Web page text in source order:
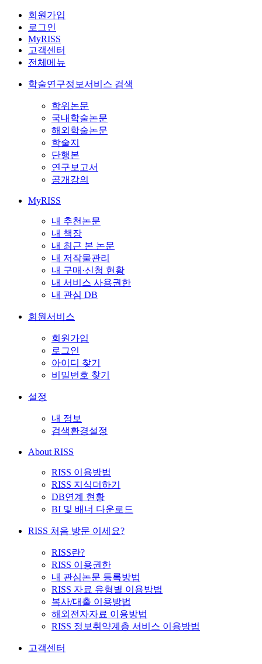
회원가입
로그인
MyRISS
고객센터
전체메뉴
학술연구정보서비스 검색
학위논문
국내학술논문
해외학술논문
학술지
단행본
연구보고서
공개강의
MyRISS
내 추천논문
내 책장
내 최근 본 논문
내 저작물관리
내 구매·신청 현황
내 서비스 사용권한
내 관심 DB
회원서비스
회원가입
로그인
아이디 찾기
비밀번호 찾기
설정
내 정보
검색환경설정
About RISS
RISS 이용방법
RISS 지식더하기
DB연계 현황
BI 및 배너 다운로드
RISS 처음 방문 이세요?
RISS란?
RISS 이용권한
내 관심논문 등록방법
RISS 자료 유형별 이용방법
복사/대출 이용방법
해외전자자료 이용방법
RISS 정보취약계층 서비스 이용방법
고객센터